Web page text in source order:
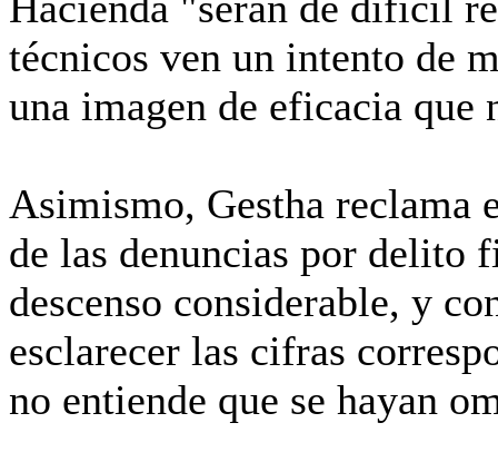
técnicos ven un intento de
una imagen de eficacia que
Asimismo, Gestha reclama
de las denuncias por delito
descenso considerable, y
esclarecer las cifras
no entiende que se hayan